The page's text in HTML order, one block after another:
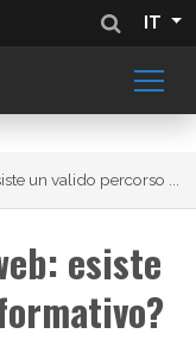
IT
un valido percorso ...
esiste